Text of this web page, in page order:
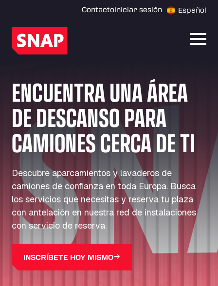
ContactoIniciar sesión Español
ENCUENTRA UNA ÁREA
DE DESCANSO PARA
CAMIONES CERCA DE TI
Descubre aparcamientos y lavaderos de
camiones de confianza en toda Europa. Busca
los servicios que necesitas y reserva tu plaza
con antelación en nuestra red de instalaciones
con servicio de reserva.
INSCRÍBETE HOY MISMO